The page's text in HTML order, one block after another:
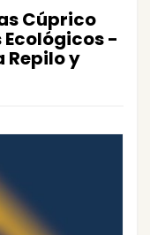
Cúprico
-
Repilo y